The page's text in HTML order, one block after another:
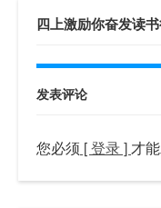
四上激励你奋发读
发表评论
您必须 [ 登录 ] 才